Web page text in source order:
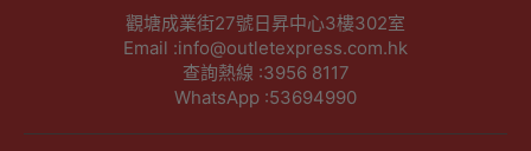
觀塘成業街27號日昇中心3樓302室
Email :info@outletexpress.com.hk
查詢熱線 :3956 8117
WhatsApp :53694990